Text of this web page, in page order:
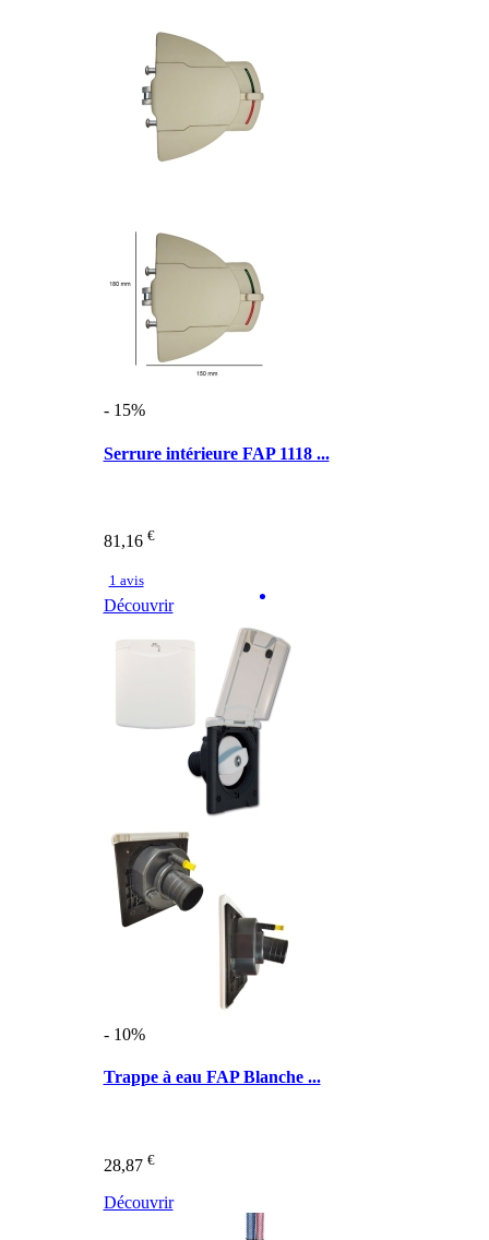
- 15%
Serrure intérieure FAP 1118 ...
81,16 €
1 avis
Découvrir
- 10%
Trappe à eau FAP Blanche ...
28,87 €
Découvrir